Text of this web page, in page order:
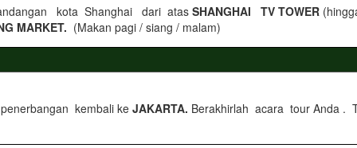
kota Shanghai dari atas SHANGHAI TV TOWER
MARKET. (Makan pagi / siang / malam)
kembali ke JAKARTA. Berakhirlah acara tour Anda .